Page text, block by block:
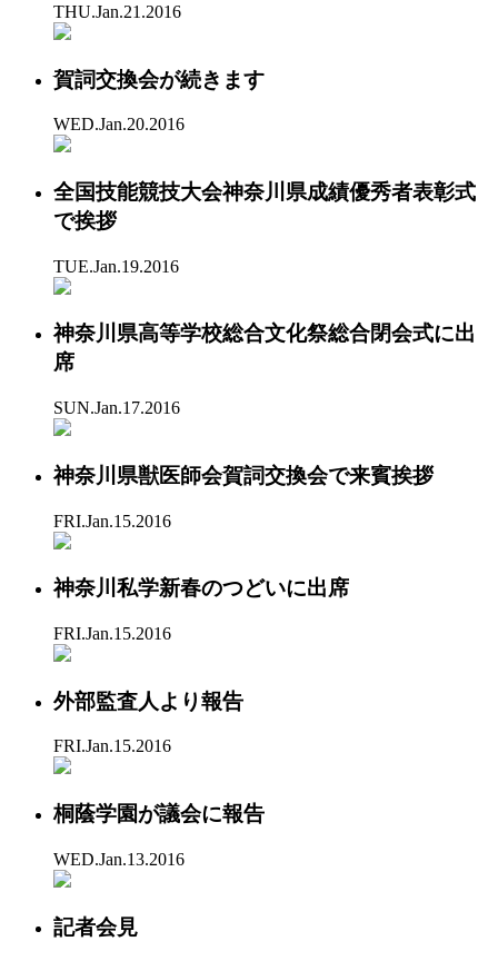
THU.Jan.21.2016
賀詞交換会が続きます
WED.Jan.20.2016
全国技能競技大会神奈川県成績優秀者表彰式
で挨拶
TUE.Jan.19.2016
神奈川県高等学校総合文化祭総合閉会式に出
席
SUN.Jan.17.2016
神奈川県獣医師会賀詞交換会で来賓挨拶
FRI.Jan.15.2016
神奈川私学新春のつどいに出席
FRI.Jan.15.2016
外部監査人より報告
FRI.Jan.15.2016
桐蔭学園が議会に報告
WED.Jan.13.2016
記者会見